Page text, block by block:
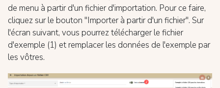
de menu à partir d'un fichier d'importation. Pour ce faire,
cliquez sur le bouton "Importer à partir d'un fichier". Sur
l'écran suivant, vous pourrez télécharger le fichier
d'exemple (1) et remplacer les données de l'exemple par
les vôtres.